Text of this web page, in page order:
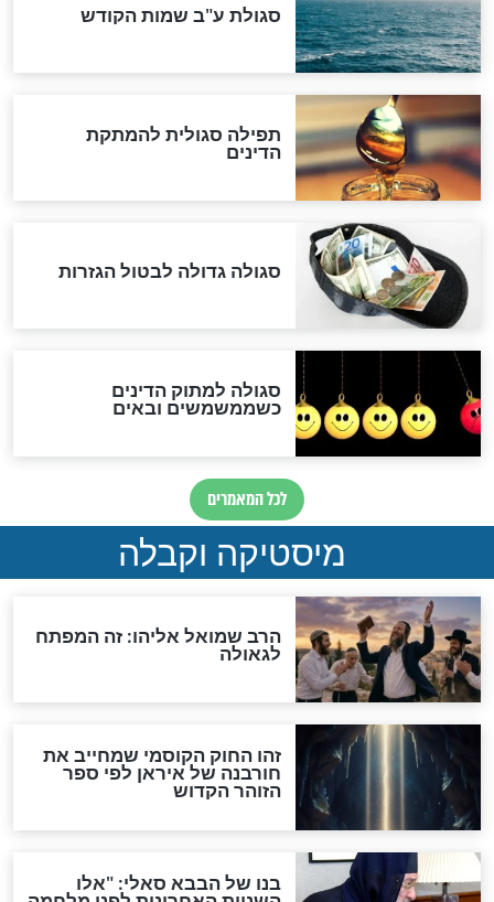
המסמך האבוד שנחשף
במרתפי מוסקבה: כתב היד
הנדיר של הרשב"ם התגלה
שורדת השואה שחוגגת 100:
"מודה לקב"ה על כל השנים"
לכל המאמרים
אחרית הימים
האם אפשר לחשב את הקץ?
מה יהיה בימות המשיח?
"לפני הגאולה תהיה אפיקורסות
והכחשה גדולה מאוד של
האמונה"